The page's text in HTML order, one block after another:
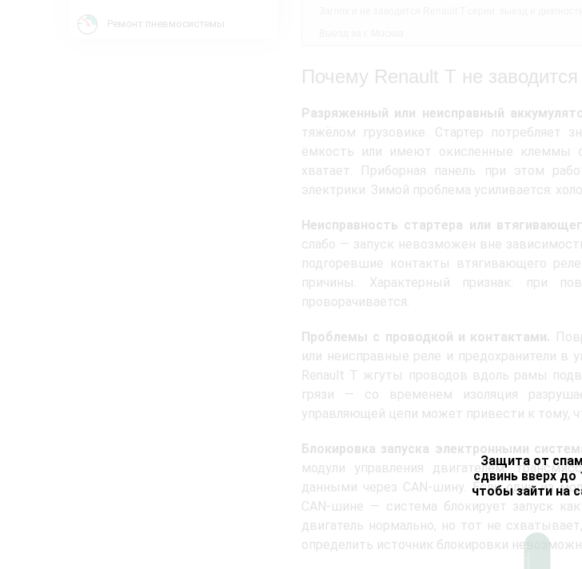
Защита от
сдвинь вверх до
чтобы зайти на
Ремонт пневмосистемы
Почему Renault T не заводится
Разряженный или неисправный
тяжёлом грузовике. Стартер потребляет
ёмкость или имеют окисленные клеммы
хватает. Приборная панель при этом
электрики. Зимой проблема усиливается:
Неисправность стартера или
слабо — запуск невозможен вне
подгоревшие контакты втягивающего
причины. Характерный признак: при
проворачивается.
Проблемы с проводкой и контактами.
или неисправные реле и предохранители в
Renault T жгуты проводов вдоль рамы
грязи — со временем изоляция
управляющей цепи может привести к тому,
Блокировка запуска электронными
модули управления двигателем,
данными через CAN‑шину. Если один из
CAN‑шине — система блокирует запуск
двигатель нормально, но тот не
определить источник блокировки